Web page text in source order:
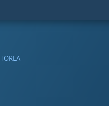
TOREA